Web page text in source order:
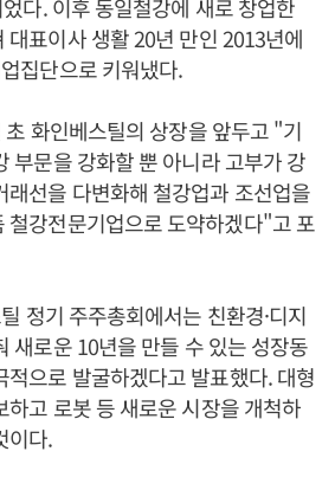
다. 이후 동일철강에 새로 창업한
대표이사 생활 20년 만인 2013년에
집단으로 키워냈다.
화인베스틸의 상장을 앞두고 "기
부문을 강화할 뿐 아니라 고부가 강
래선을 다변화해 철강업과 조선업을
철강전문기업으로 도약하겠다"고 포
정기 주주총회에서는 친환경·디지
새로운 10년을 만들 수 있는 성장동
적으로 발굴하겠다고 발표했다. 대형
하고 로봇 등 새로운 시장을 개척하
이다.